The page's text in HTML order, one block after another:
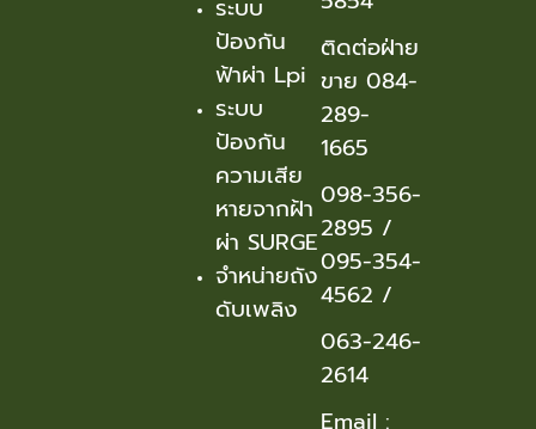
ระบบ
ป้องกัน
ฟ้าผ่า Lpi
ระบบ
ป้องกัน
ความเสีย
หายจากฝ้า
ผ่า SURGE
จำหน่ายถัง
ดับเพลิง
ติดต่อฝ่าย
ขาย 084-
289-
1665
098-356-
2895 /
095-354-
4562 /
063-246-
2614
Email :